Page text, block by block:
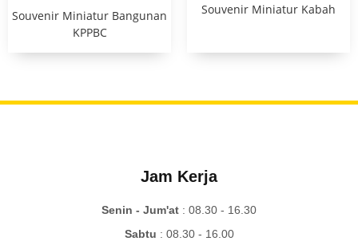
Souvenir Miniatur Bangunan
KPPBC
Souvenir Miniatur Kabah
Jam Kerja
Senin - Jum'at : 08.30 - 16.30
Sabtu : 08.30 - 16.00